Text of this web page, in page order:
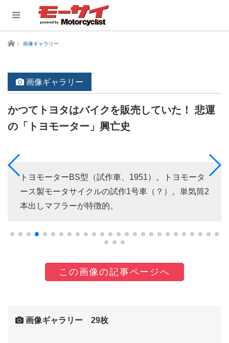
ホーム 画像ギャラリー
画像ギャラリー
かつてトヨタはバイクを販売していた！ 悲運
の「トヨモーター」興亡史
トヨモーターBS型（試作車、1951）。トヨモータ
ース製モータサイクルの試作1号車（？）。単気筒2
本出しマフラーが特徴的。
この画像の記事ページへ
画像ギャラリー 29枚